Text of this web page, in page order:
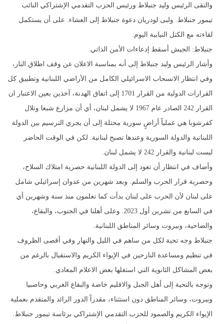
والتقى الرئيس وليد جنبلاط ورئيس الحزب التقدمي الإشتراكي النائب
تيمور جنبلاط. ولبى لودريان دعوة جنبلاط إلى العشاء. على أن يستكمل
لقاءته مع الكتل النيابية اليوم.
جنبلاط: الجيش أسقط إدعاءات الأمن الذاتي
وأشار الرئيس وليد جنبلاط إلى أنه بمناسبة الاعلان عن وقف اطلاق النار،
وفي انتظار الانسحاب الاسرائيلي الكامل من الأراضي اللبنانية وتطبيق كل
القرارات الدولية من القرار 1701 إلى اتفاق الهدنة، آخذين بعين الاعتبار ان
القرار 242 الصادر عام 1967 لا يشمل لبنان، أي أن مزارع شبعا وتلال
كفرشوبا هي عملياً أراضٍ سورية محتلة إلى أن يجري الترسيم بين الدولة
اللبنانية والدولة السورية وعندها تصبح لبنانية. لكن في الوقت الحاضر
ليست لبنانية والقرار 242 لا يشمل لبنان.
وأضاف في انتظار أن تعود إلى الدولة اللبنانية حصرية امتلاك السلاح،
وحصرية قرار الحرب والسلم. وبعد شهرين من عدوان إسرائيلي شامل
على لبنان لأن الحرب على لبنان بدأت كما تعلمون منذ سنة وشهرين أي
في السابع من تشرين أول 2023. وعلى أهلنا في الجنوب، والبقاع،
والضاحية، وبيروت وسائر المناطق اللبنانية.
جنبلاط وجه تحية لكل من ساهم في الليل والنهار وفي أقصى الظروف
في تنظيم ومساعدة النازحين في الإيواء الكريم والاستقبال بالرغم من
بعض المشاكل الثانوية التي استغلها بعض الاعلام المعادي.
وتوجه بالتحية إلى أهل الجبل والاقليم خاصة والبقاع الغربي وحاصبيا
وبيروت، وسائر المناطق دون استثناء، مقدراً الدور الرائد والمتقدم بعملية
الإيواء الكريم والصمود للحزب التقدمي الإشتراكي برئاسة تيمور جنبلاط.